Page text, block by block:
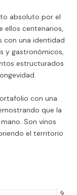
absoluto por el
ellos centenarios,
con una identidad
y gastronómicos,
estructurados
con una
que la
Son vinos
el territorio